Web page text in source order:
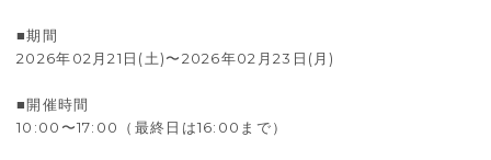
■期間
2026年02月21日(土)〜2026年02月23日(月)
■開催時間
10:00〜17:00（最終日は16:00まで）